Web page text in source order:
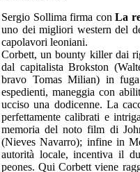
Sergio Sollima firma conLa
uno dei migliori western del
capolavori leoniani.
Corbett, un bounty killer dai
dal capitalista Brokston
bravo Tomas Milian) in
espedienti, maneggia con
ucciso una dodicenne. La
perfettamente calibrati e
memoria del noto film di
(Nieves Navarro); infine in
autorità locale, incentiva il
peones. Qui Corbett viene